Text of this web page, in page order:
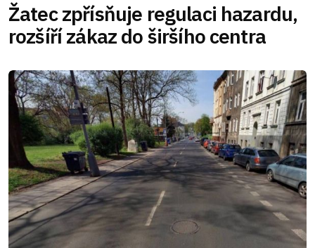
Žatec zpřísňuje regulaci hazardu,
rozšíří zákaz do širšího centra